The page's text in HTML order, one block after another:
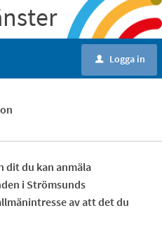
u Logga in
dit du kan anmäla
i Strömsunds
av att det du